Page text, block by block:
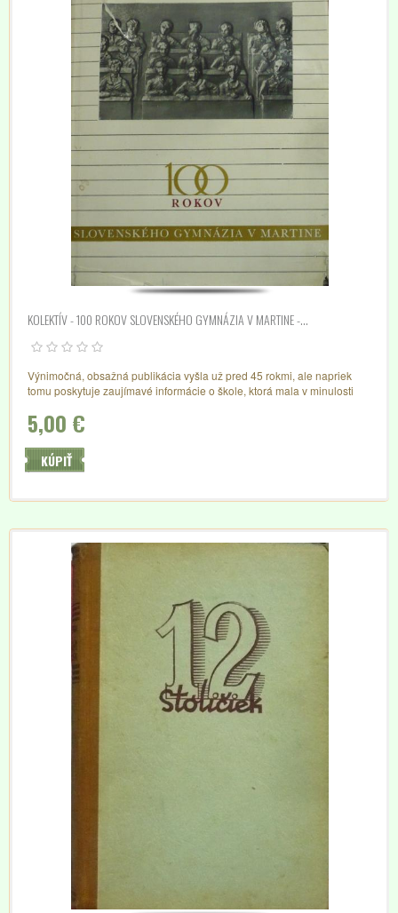
KOLEKTÍV - 100 ROKOV SLOVENSKÉHO GYMNÁZIA V MARTINE -...
Výnimočná, obsažná publikácia vyšla už pred 45 rokmi, ale napriek
tomu poskytuje zaujímavé informácie o škole, ktorá mala v minulosti
5,00 €
KÚPIŤ